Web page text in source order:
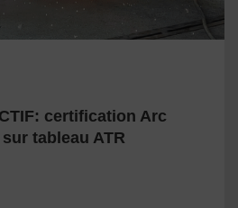
certification Arc
tableau ATR